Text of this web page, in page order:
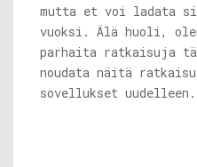
mutta et voi ladata
vuoksi. Älä huoli,
parhaita ratkaisuja
noudata näitä
sovellukset uudelleen.